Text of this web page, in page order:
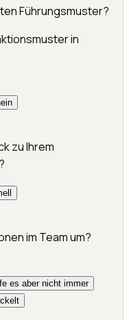
Führungsmuster?
in
zu Ihrem
im Team um?
es aber nicht immer